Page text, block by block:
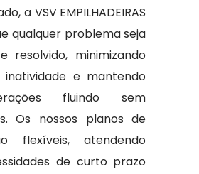
a VSV EMPILHADEIRAS
qualquer problema seja
resolvido, minimizando
e mantendo
fluindo sem
Os nossos planos de
flexíveis, atendendo
de curto prazo